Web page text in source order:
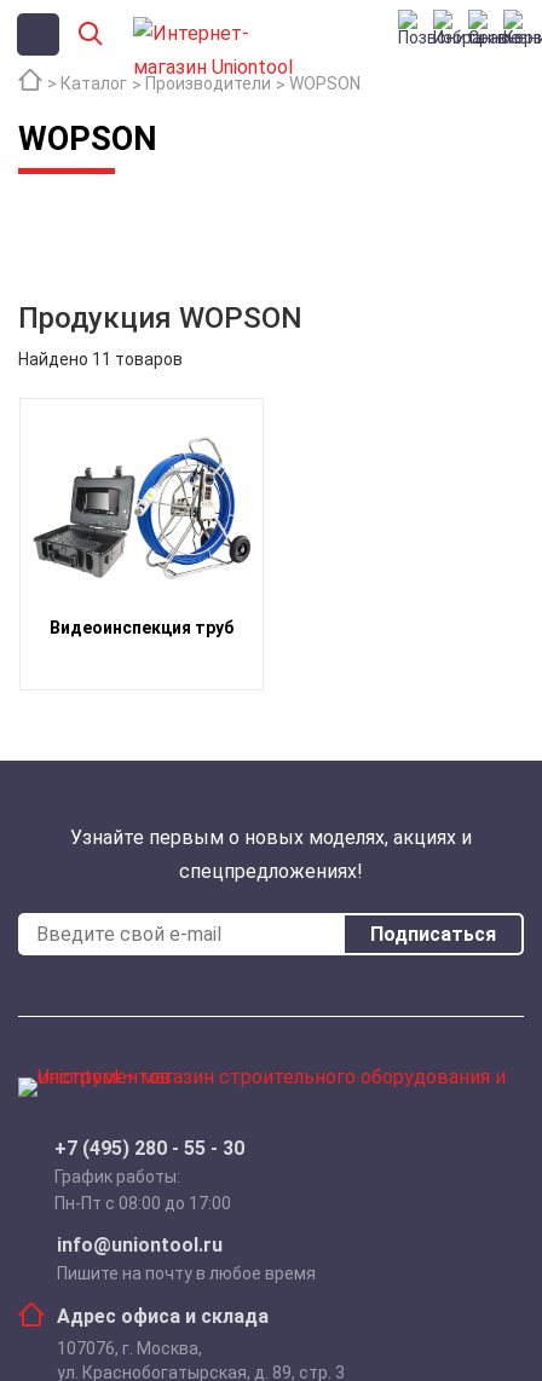
Каталог Производители WOPSON
WOPSON
Продукция WOPSON
Найдено 11 товаров
Видеоинспекция труб
Узнайте первым о новых моделях, акциях и
спецпредложениях!
Подписаться
+7 (495) 280 - 55 - 30
График работы:
Пн-Пт с 08:00 до 17:00
info@uniontool.ru
Пишите на почту в любое время
Адрес офиса и склада
107076, г. Москва,
ул. Краснобогатырская, д. 89, стр. 3